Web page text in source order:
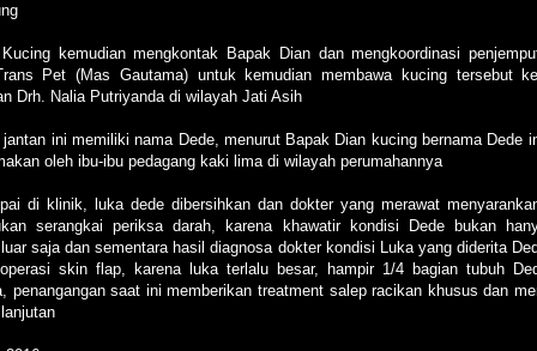
kemudian mengkontak Bapak Dian dan mengkoordinasi
Pet (Mas Gautama) untuk kemudian membawa kucing tersebut
Drh. Nalia Putriyanda di wilayah Jati Asih
ini memiliki nama Dede, menurut Bapak Dian kucing bernama Dede
oleh ibu-ibu pedagang kaki lima di wilayah perumahannya
di klinik, luka dede dibersihkan dan dokter yang merawat
serangkai periksa darah, karena khawatir kondisi Dede bukan
saja dan sementara hasil diagnosa dokter kondisi Luka yang diderita
skin flap, karena luka terlalu besar, hampir 1/4 bagian tubuh
penangangan saat ini memberikan treatment salep racikan khusus dan